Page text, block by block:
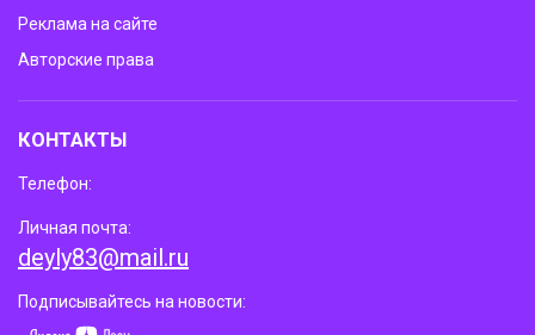
Реклама на сайте
Авторские права
КОНТАКТЫ
Телефон:
Личная почта:
deyly83@mail.ru
Подписывайтесь на новости: